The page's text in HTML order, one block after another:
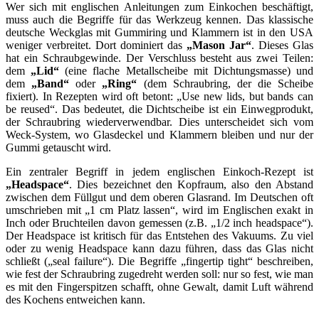
Wer sich mit englischen Anleitungen zum Einkochen beschäftigt,
muss auch die Begriffe für das Werkzeug kennen. Das klassische
deutsche Weckglas mit Gummiring und Klammern ist in den USA
weniger verbreitet. Dort dominiert das „Mason Jar“. Dieses Glas
hat ein Schraubgewinde. Der Verschluss besteht aus zwei Teilen:
dem „Lid“ (eine flache Metallscheibe mit Dichtungsmasse) und
dem „Band“ oder „Ring“ (dem Schraubring, der die Scheibe
fixiert). In Rezepten wird oft betont: „Use new lids, but bands can
be reused“. Das bedeutet, die Dichtscheibe ist ein Einwegprodukt,
der Schraubring wiederverwendbar. Dies unterscheidet sich vom
Weck-System, wo Glasdeckel und Klammern bleiben und nur der
Gummi getauscht wird.
Ein zentraler Begriff in jedem englischen Einkoch-Rezept ist
„Headspace“. Dies bezeichnet den Kopfraum, also den Abstand
zwischen dem Füllgut und dem oberen Glasrand. Im Deutschen oft
umschrieben mit „1 cm Platz lassen“, wird im Englischen exakt in
Inch oder Bruchteilen davon gemessen (z.B. „1/2 inch headspace“).
Der Headspace ist kritisch für das Entstehen des Vakuums. Zu viel
oder zu wenig Headspace kann dazu führen, dass das Glas nicht
schließt („seal failure“). Die Begriffe „fingertip tight“ beschreiben,
wie fest der Schraubring zugedreht werden soll: nur so fest, wie man
es mit den Fingerspitzen schafft, ohne Gewalt, damit Luft während
des Kochens entweichen kann.